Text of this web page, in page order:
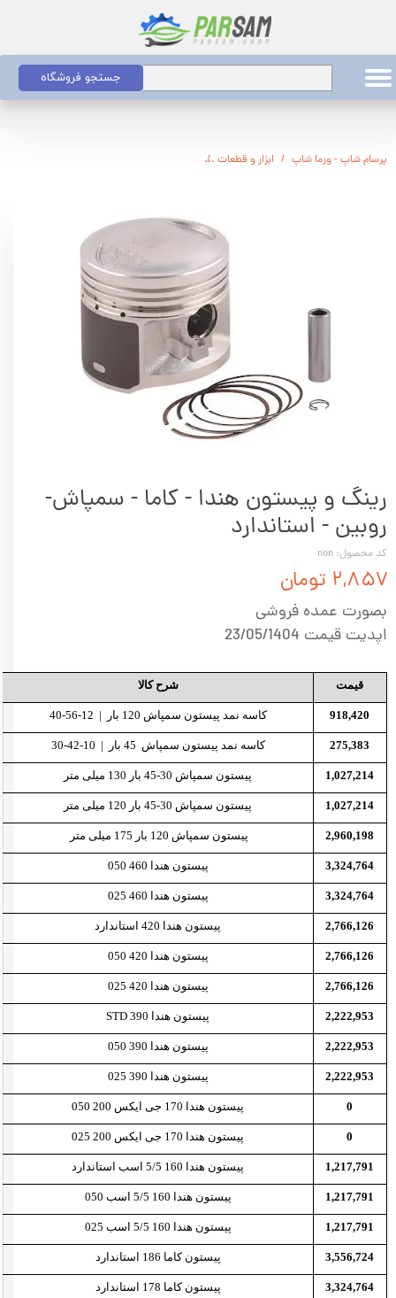
جستجو فروشگاه
پرسام شاپ - ورما شاپ ابزار و قطعات
رینگ و پیستون هندا - کاما - سمپاش-
روبین - استاندارد
کد محصول: non
۲,۸۵۷ تومان
بصورت عمده فروشی
اپدیت قیمت 23/05/1404
قیمت شرح کالا
918,420 کاسه نمد پیستون سمپاش 120 بار | 12-56-40
275,383 کاسه نمد پیستون سمپاش 45 بار | 10-42-30
1,027,214 پیستون سمپاش 30-45 بار 130 میلی متر
1,027,214 پیستون سمپاش 30-45 بار 120 میلی متر
2,960,198 پیستون سمپاش 120 بار 175 میلی متر
3,324,764 پیستون هندا 460 050
3,324,764 پیستون هندا 460 025
2,766,126 پیستون هندا 420 استاندارد
2,766,126 پیستون هندا 420 050
2,766,126 پیستون هندا 420 025
2,222,953 پیستون هندا 390 STD
2,222,953 پیستون هندا 390 050
2,222,953 پیستون هندا 390 025
0 پیستون هندا 170 جی ایکس 200 050
0 پیستون هندا 170 جی ایکس 200 025
1,217,791 پیستون هندا 160 5/5 اسب استاندارد
1,217,791 پیستون هندا 160 5/5 اسب 050
1,217,791 پیستون هندا 160 5/5 اسب 025
3,556,724 پیستون کاما 186 استاندارد
3,324,764 پیستون کاما 178 استاندارد